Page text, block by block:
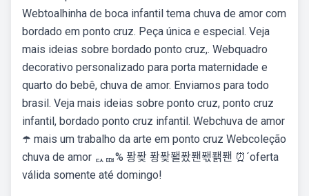
Webtoalhinha de boca infantil tema chuva de amor com
bordado em ponto cruz. Peça única e especial. Veja
mais ideias sobre bordado ponto cruz,. Webquadro
decorativo personalizado para porta maternidade e
quarto do bebê, chuva de amor. Enviamos para todo
brasil. Veja mais ideias sobre ponto cruz, ponto cruz
infantil, bordado ponto cruz infantil. Webchuva de amor
☂️ mais um trabalho da arte em ponto cruz Webcoleção
chuva de amor ퟐퟎ% 퐝퐞 퐝퐞퐬퐜퐨퐧퐭퐨 ⏰´oferta
válida somente até domingo!